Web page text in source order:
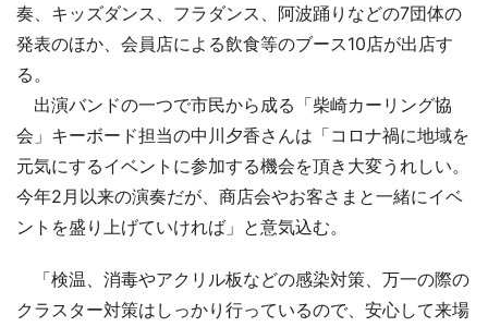
奏、キッズダンス、フラダンス、阿波踊りなどの7団体の
発表のほか、会員店による飲食等のブース10店が出店す
る。
出演バンドの一つで市民から成る「柴崎カーリング協
会」キーボード担当の中川夕香さんは「コロナ禍に地域を
元気にするイベントに参加する機会を頂き大変うれしい。
今年2月以来の演奏だが、商店会やお客さまと一緒にイベ
ントを盛り上げていければ」と意気込む。
「検温、消毒やアクリル板などの感染対策、万一の際の
クラスター対策はしっかり行っているので、安心して来場